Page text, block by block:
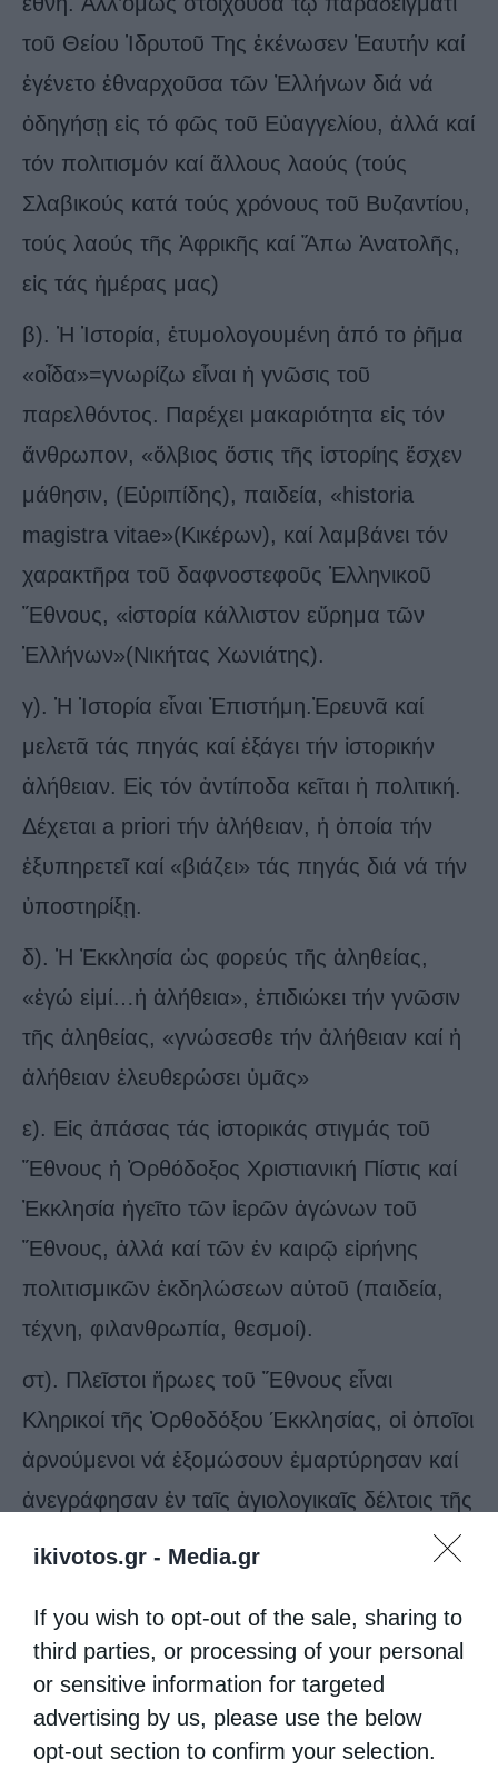
ikivotos.gr - Media.gr
If you wish to opt-out of the sale, sharing to
third parties, or processing of your personal
or sensitive information for targeted
advertising by us, please use the below
opt-out section to confirm your selection.
τοῦ Θείου Ἱδρυτοῦ Της ἐκένωσεν Ἑαυτήν καί
ἐγένετο ἐθναρχοῦσα τῶν Ἐλλήνων διά νά
ὁδηγήσῃ εἰς τό φῶς τοῦ Εὐαγγελίου, ἀλλά καί
τόν πολιτισμόν καί ἄλλους λαούς (τούς
Σλαβικούς κατά τούς χρόνους τοῦ Βυζαντίου,
τούς λαούς τῆς Ἀφρικῆς καί Ἄπω Ἀνατολῆς,
εἰς τάς ἡμέρας μας)
β). Ἡ Ἱστορία, ἐτυμολογουμένη ἀπό το ῥῆμα
«οἶδα»=γνωρίζω εἶναι ἡ γνῶσις τοῦ
παρελθόντος. Παρέχει μακαριότητα εἰς τόν
ἄνθρωπον, «ὄλβιος ὅστις τῆς ἱστορίης ἔσχεν
μάθησιν, (Εὐριπίδης), παιδεία, «historia
magistra vitae»(Κικέρων), καί λαμβάνει τόν
χαρακτῆρα τοῦ δαφνοστεφοῦς Ἑλληνικοῦ
Ἔθνους, «ἱστορία κάλλιστον εὕρημα τῶν
Ἑλλήνων»(Νικήτας Χωνιάτης).
γ). Ἡ Ἱστορία εἶναι Ἐπιστήμη.Ἐρευνᾶ καί
μελετᾶ τάς πηγάς καί ἐξάγει τήν ἱστορικήν
ἀλήθειαν. Εἰς τόν ἀντίποδα κεῖται ἡ πολιτική.
Δέχεται a priori τήν ἀλήθειαν, ἡ ὁποία τήν
ἐξυπηρετεῖ καί «βιάζει» τάς πηγάς διά νά τήν
ὑποστηρίξῃ.
δ). Ἡ Ἐκκλησία ὡς φορεύς τῆς ἀληθείας,
«ἐγώ εἰμί…ἡ ἀλήθεια», ἐπιδιώκει τήν γνῶσιν
τῆς ἀληθείας, «γνώσεσθε τήν ἀλήθειαν καί ἡ
ἀλήθειαν ἐλευθερώσει ὑμᾶς»
ε). Εἰς ἀπάσας τάς ἱστορικάς στιγμάς τοῦ
Ἔθνους ἡ Ὀρθόδοξος Χριστιανική Πίστις καί
Ἐκκλησία ἡγεῖτο τῶν ἱερῶν ἀγώνων τοῦ
Ἔθνους, ἀλλά καί τῶν ἐν καιρῷ εἰρήνης
πολιτισμικῶν ἐκδηλώσεων αὐτοῦ (παιδεία,
τέχνη, φιλανθρωπία, θεσμοί).
στ). Πλεῖστοι ἥρωες τοῦ Ἔθνους εἶναι
Κληρικοί τῆς Ὀρθοδόξου Έκκλησίας, οἱ ὁποῖοι
ἀρνούμενοι νά ἐξομώσουν ἐμαρτύρησαν καί
ἀνεγράφησαν ἐν ταῖς ἁγιολογικαῖς δέλτοις τῆς
τῆς Ἐκκλησίας εἰς τήν διατήρησιν τῆς ἐθνικῆς
συνειδήσεως, τῆς ἱστορικῆς μνήμης καί τῆς
ἑλληνικῆς γλώσσης.Ὁ ἔντεχνος, ἀλλά καί ὁ
λαϊκός πολιτισμός τοῦ Ἔθνους εἶναι